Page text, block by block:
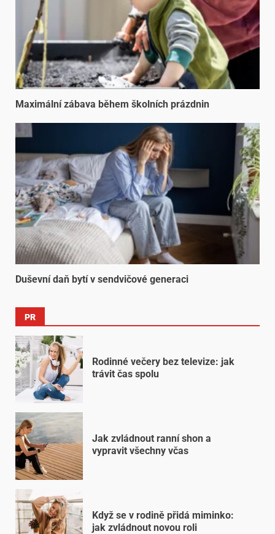
Maximální zábava během školních prázdnin
Duševní daň bytí v sendvičové generaci
PR
Rodinné večery bez televize: jak
trávit čas spolu
Jak zvládnout ranní shon a
vypravit všechny včas
Když se v rodině přidá miminko:
jak zvládnout novou roli